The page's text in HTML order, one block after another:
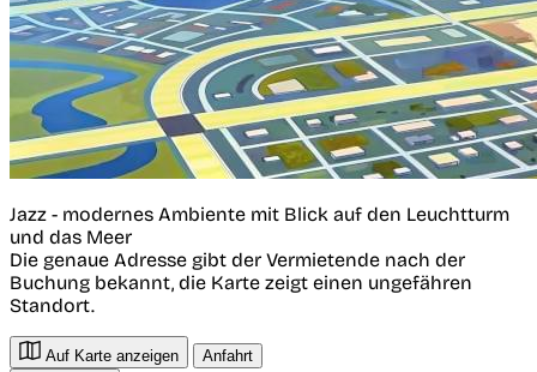
Jazz - modernes Ambiente mit Blick auf den Leuchtturm
und das Meer
Die genaue Adresse gibt der Vermietende nach der
Buchung bekannt, die Karte zeigt einen ungefähren
Standort.
Auf Karte anzeigen Anfahrt